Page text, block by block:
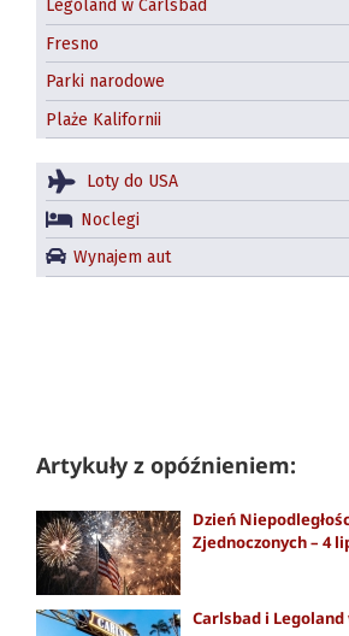
Legoland w Carlsbad
Fresno
Parki narodowe
Park narodowy Yosemite
Redwood National and State Parks
Plaże Kalifornii
Loty do USA
Noclegi
Wynajem aut
Artykuły z opóźnieniem:
Dzień
Zjednoczonych – 4
Carlsbad i